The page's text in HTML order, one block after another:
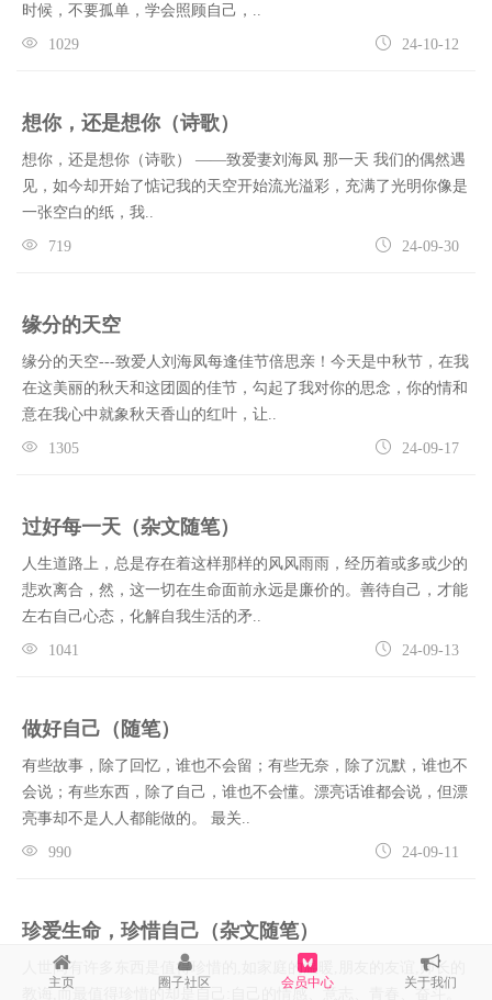
时候，不要孤单，学会照顾自己，..
1029 24-10-12
想你，还是想你（诗歌）
想你，还是想你（诗歌） ——致爱妻刘海凤 那一天 我们的偶然遇
见，如今却开始了惦记我的天空开始流光溢彩，充满了光明你像是
一张空白的纸，我..
719 24-09-30
缘分的天空
缘分的天空---致爱人刘海凤每逢佳节倍思亲！今天是中秋节，在我
在这美丽的秋天和这团圆的佳节，勾起了我对你的思念，你的情和
意在我心中就象秋天香山的红叶，让..
1305 24-09-17
过好每一天（杂文随笔）
人生道路上，总是存在着这样那样的风风雨雨，经历着或多或少的
悲欢离合，然，这一切在生命面前永远是廉价的。善待自己，才能
左右自己心态，化解自我生活的矛..
1041 24-09-13
做好自己（随笔）
有些故事，除了回忆，谁也不会留；有些无奈，除了沉默，谁也不
会说；有些东西，除了自己，谁也不会懂。漂亮话谁都会说，但漂
亮事却不是人人都能做的。 最关..
990 24-09-11
珍爱生命，珍惜自己（杂文随笔）
人世间有许多东西是值得珍惜的,如家庭的温暖,朋友的友谊,师长的
教诲,而最值得珍惜的却是自己:自己的情感、意志、青春、奋斗。
主页 圈子社区 会员中心 关于我们